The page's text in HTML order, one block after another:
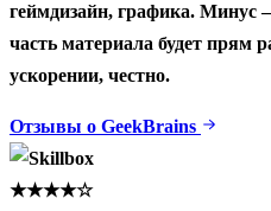
геймдизайн, графика.
часть материала будет прям
ускорении, честно.
Отзывы о GeekBrains
★★★★☆